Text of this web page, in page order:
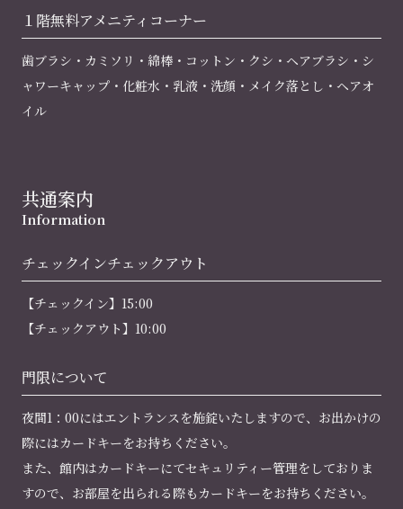
１階無料アメニティコーナー
歯ブラシ・カミソリ・綿棒・コットン・クシ・ヘアブラシ・シ
ャワーキャップ・化粧水・乳液・洗顔・メイク落とし・ヘアオ
イル
共通案内
Information
チェックインチェックアウト
【チェックイン】15:00
【チェックアウト】10:00
門限について
夜間1：00にはエントランスを施錠いたしますので、お出かけの
際にはカードキーをお持ちください。
また、館内はカードキーにてセキュリティー管理をしておりま
すので、お部屋を出られる際もカードキーをお持ちください。